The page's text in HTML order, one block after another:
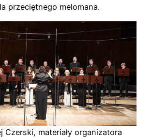
przeciętnego melomana.
Czerski, materiały organizatora